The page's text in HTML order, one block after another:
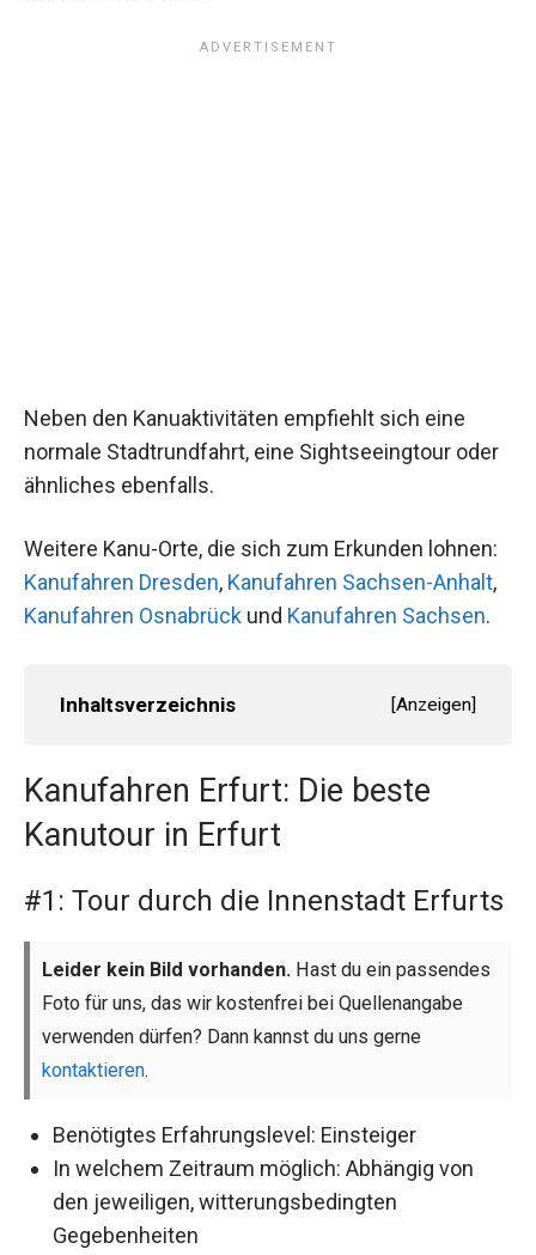
Neben den Kanuaktivitäten empfiehlt sich eine
normale Stadtrundfahrt, eine Sightseeingtour oder
ähnliches ebenfalls.
Weitere Kanu-Orte, die sich zum Erkunden lohnen:
Kanufahren Dresden, Kanufahren Sachsen-Anhalt,
Kanufahren Osnabrück und Kanufahren Sachsen.
Inhaltsverzeichnis [Anzeigen]
Kanufahren Erfurt: Die beste
Kanutour in Erfurt
#1: Tour durch die Innenstadt Erfurts
Leider kein Bild vorhanden. Hast du ein passendes
Foto für uns, das wir kostenfrei bei Quellenangabe
verwenden dürfen? Dann kannst du uns gerne
kontaktieren.
Benötigtes Erfahrungslevel: Einsteiger
In welchem Zeitraum möglich: Abhängig von
den jeweiligen, witterungsbedingten
Gegebenheiten